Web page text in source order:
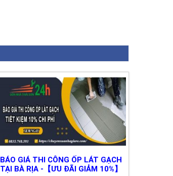
BÁO GIÁ THI CÔNG ỐP LÁT GẠCH
TẠI BÀ RỊA -【ƯU ĐÃI GIẢM 10%】